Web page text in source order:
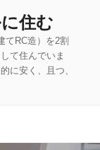
住む
てRC造）を2割
て住んでいま
に安く、且つ、